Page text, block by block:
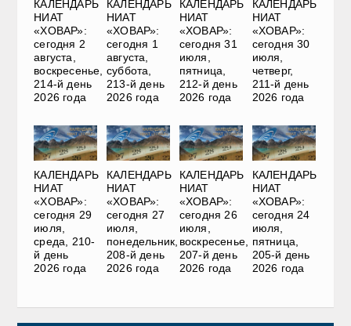
КАЛЕНДАРЬ
НИАТ
«ХОВАР»:
сегодня 2
августа,
воскресенье,
214-й день
2026 года
КАЛЕНДАРЬ
НИАТ
«ХОВАР»:
сегодня 1
августа,
суббота,
213-й день
2026 года
КАЛЕНДАРЬ
НИАТ
«ХОВАР»:
сегодня 31
июля,
пятница,
212-й день
2026 года
КАЛЕНДАРЬ
НИАТ
«ХОВАР»:
сегодня 30
июля,
четверг,
211-й день
2026 года
КАЛЕНДАРЬ
НИАТ
«ХОВАР»:
сегодня 29
июля,
среда, 210-
й день
2026 года
КАЛЕНДАРЬ
НИАТ
«ХОВАР»:
сегодня 27
июля,
понедельник,
208-й день
2026 года
КАЛЕНДАРЬ
НИАТ
«ХОВАР»:
сегодня 26
июля,
воскресенье,
207-й день
2026 года
КАЛЕНДАРЬ
НИАТ
«ХОВАР»:
сегодня 24
июля,
пятница,
205-й день
2026 года